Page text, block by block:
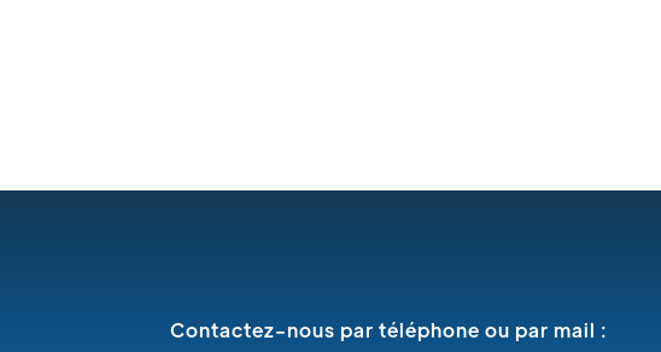
Contactez-nous par téléphone ou par mail :